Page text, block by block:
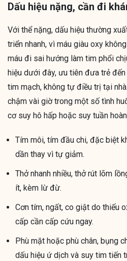
Dấu hiệu nặng, cần đi
Với thể nặng, dấu hiệu thường
triển nhanh, vì máu giàu oxy
máu đi sai hướng làm tim phổi
hiệu dưới đây, ưu tiên đưa trẻ
tim mạch, không tự điều trị tại
chậm vài giờ trong một số tình
cơ suy hô hấp hoặc suy tuần
Tím môi, tím đầu chi, đặc biệt
dần thay vì tự giảm.
Thở nhanh nhiều, thở rút lõm
ít, kèm lừ đừ.
Cơn tím, ngất, co giật do thiếu
cấp cần cấp cứu ngay.
Phù mặt hoặc phù chân, bụng
dấu hiệu ứ dịch và suy tim tiến